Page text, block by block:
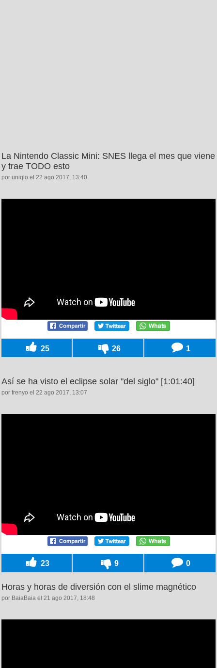
La Nintendo Classic Mini: SNES llega el mes que viene
y trae TODO esto
por uniqlo el 22 ago 2017, 13:40
25 26 1
Así se ha visto el eclipse solar "del siglo" [1:01:40]
por frenyo el 22 ago 2017, 13:07
23 9 0
Horas y horas de diversión con el slime magnético
por BaiaBaia el 21 ago 2017, 18:48